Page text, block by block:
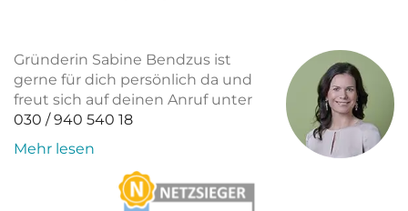
Gründerin Sabine Bendzus ist
gerne für dich persönlich da und
freut sich auf deinen Anruf unter
030 / 940 540 18
Mehr lesen